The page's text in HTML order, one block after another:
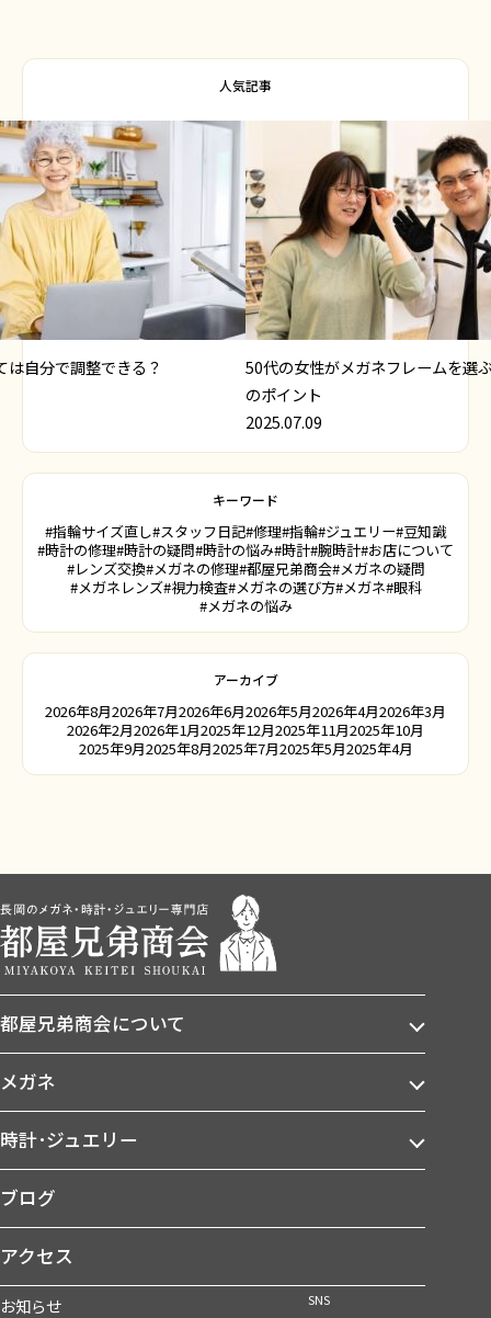
人気記事
は自分で調整できる？
50代の女性がメガネフレームを選
のポイント
2025.07.09
キーワード
#指輪サイズ直し#スタッフ日記#修理#指輪#ジュエリー#豆知識
#時計の修理#時計の疑問#時計の悩み#時計#腕時計#お店について
#レンズ交換#メガネの修理#都屋兄弟商会#メガネの疑問
#メガネレンズ#視力検査#メガネの選び方#メガネ#眼科
#メガネの悩み
アーカイブ
2026年8月2026年7月2026年6月2026年5月2026年4月2026年3月
2026年2月2026年1月2025年12月2025年11月2025年10月
2025年9月2025年8月2025年7月2025年5月2025年4月
都屋兄弟商会について
メガネ
時計･ジュエリー
ブログ
アクセス
お知らせ
SNS